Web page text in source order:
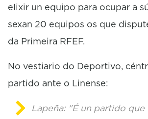
elixir un equipo para ocupar a
sexan 20 equipos os que
da Primeira RFEF.
No vestiario do Deportivo,
partido ante o Linense:
Lapeña: "É un partido